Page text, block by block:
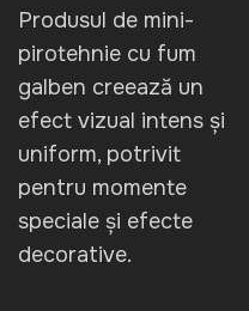
Produsul de mini-
pirotehnie cu fum
galben creează un
efect vizual intens și
uniform, potrivit
pentru momente
speciale și efecte
decorative.